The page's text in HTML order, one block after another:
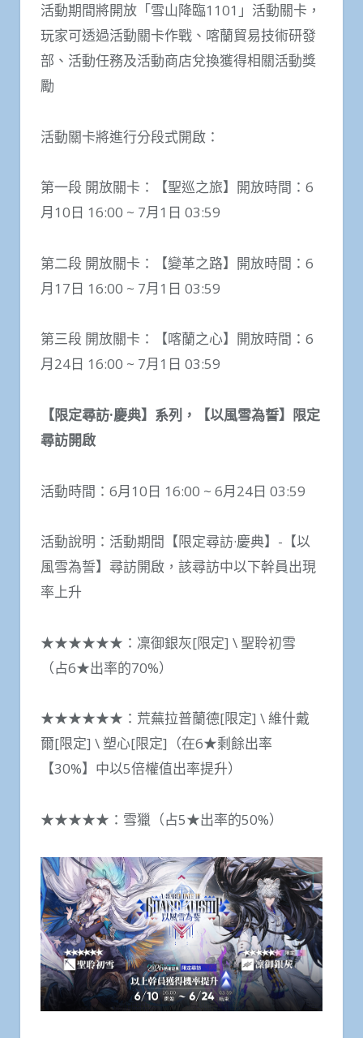
活動期間將開放「雪山降臨1101」活動關卡，
玩家可透過活動關卡作戰、喀蘭貿易技術研發
部、活動任務及活動商店兌換獲得相關活動獎
勵
活動關卡將進行分段式開啟：
第一段 開放關卡：【聖巡之旅】開放時間：6
月10日 16:00 ~ 7月1日 03:59
第二段 開放關卡：【變革之路】開放時間：6
月17日 16:00 ~ 7月1日 03:59
第三段 開放關卡：【喀蘭之心】開放時間：6
月24日 16:00 ~ 7月1日 03:59
【限定尋訪·慶典】系列，【以風雪為誓】限定
尋訪開啟
活動時間：6月10日 16:00 ~ 6月24日 03:59
活動說明：活動期間【限定尋訪·慶典】-【以
風雪為誓】尋訪開啟，該尋訪中以下幹員出現
率上升
★★★★★★：凜御銀灰[限定] \ 聖聆初雪
（占6★出率的70%）
★★★★★★：荒蕪拉普蘭德[限定] \ 維什戴
爾[限定] \ 塑心[限定]（在6★剩餘出率
【30%】中以5倍權值出率提升）
★★★★★：雪獵（占5★出率的50%）